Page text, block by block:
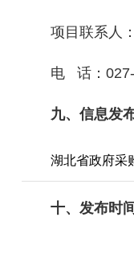
项目联系人
电 话：
九、信息发
湖北省政府采
十、发布时